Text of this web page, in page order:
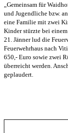
„Gemeinsam für
und Jugendliche bzw.
eine Familie mit zwei
Kinder stürzte bei
21. Jänner lud die
Feuerwehrhaus nach
650,- Euro sowie zwei
überreicht werden.
geplaudert.